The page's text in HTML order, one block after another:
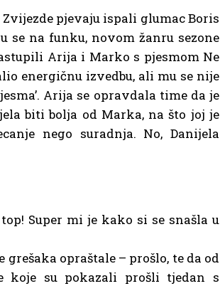
pjevaju ispali glumac Boris
se na funku, novom žanru sezone
Arija i Marko s pjesmom Ne
energičnu izvedbu, ali mu se nije
Arija se opravdala time da je
biti bolja od Marka, na što joj je
nego suradnja. No, Danijela
Super mi je kako si se snašla u
opraštale – prošlo, te da od
koje su pokazali prošli tjedan s